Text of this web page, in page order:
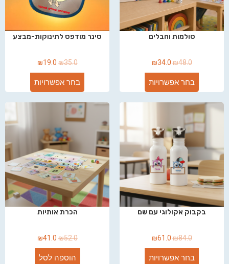
סולמות וחבלים
₪48.0
₪34.0
בחר אפשרויות
סינר מודפס לתינוקות-מבצע
₪35.0
₪19.0
בחר אפשרויות
בקבוק אקולוגי עם שם
₪84.0
₪61.0
בחר אפשרויות
הכרת אותיות
₪52.0
₪41.0
הוספה לסל